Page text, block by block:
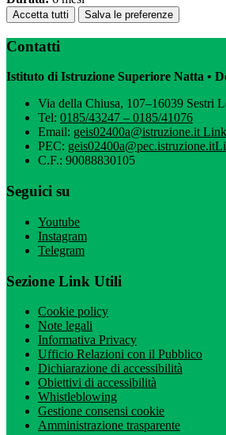
Accetta tutti Salva le preferenze
Contatti
Istituto di Istruzione Superiore Natta •
Via della Chiusa, 107–16039 Sestri
Tel: 0185/43247 – 0185/41076
Email: geis02400a@istruzione.it
PEC: geis02400a@pec.istruzione.it
C.F.: 90088830105
Seguici su
Youtube
Instagram
Telegram
Sezione Link Utili
Cookie policy
Note legali
Informativa Privacy
Ufficio Relazioni con il Pubblico
Dichiarazione di accessibilità
Obiettivi di accessibilità
Whistleblowing
Gestione consensi cookie
Amministrazione trasparente